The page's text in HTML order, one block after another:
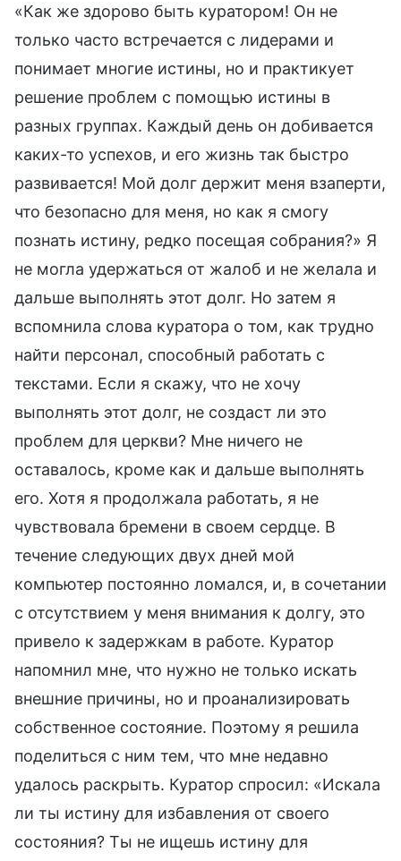
«Как же здорово быть куратором! Он не
только часто встречается с лидерами и
понимает многие истины, но и практикует
решение проблем с помощью истины в
разных группах. Каждый день он добивается
каких-то успехов, и его жизнь так быстро
развивается! Мой долг держит меня взаперти,
что безопасно для меня, но как я смогу
познать истину, редко посещая собрания?» Я
не могла удержаться от жалоб и не желала и
дальше выполнять этот долг. Но затем я
вспомнила слова куратора о том, как трудно
найти персонал, способный работать с
текстами. Если я скажу, что не хочу
выполнять этот долг, не создаст ли это
проблем для церкви? Мне ничего не
оставалось, кроме как и дальше выполнять
его. Хотя я продолжала работать, я не
чувствовала бремени в своем сердце. В
течение следующих двух дней мой
компьютер постоянно ломался, и, в сочетании
с отсутствием у меня внимания к долгу, это
привело к задержкам в работе. Куратор
напомнил мне, что нужно не только искать
внешние причины, но и проанализировать
собственное состояние. Поэтому я решила
поделиться с ним тем, что мне недавно
удалось раскрыть. Куратор спросил: «Искала
ли ты истину для избавления от своего
состояния? Ты не ищешь истину для